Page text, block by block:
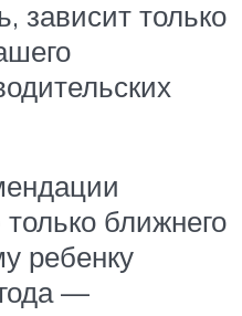
зависит только
ближнего
ребенку
—